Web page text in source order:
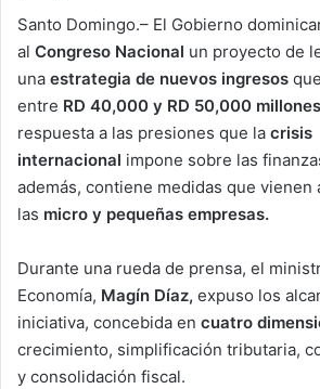
Santo Domingo.– El Gobierno
al Congreso Nacional un proyecto de
una estrategia de nuevos ingresos
entre RD 40,000 y RD 50,000
respuesta a las presiones que la crisis
internacional impone sobre las
además, contiene medidas que vienen
las micro y pequeñas empresas.
Durante una rueda de prensa, el
Economía, Magín Díaz, expuso los
iniciativa, concebida en cuatro
crecimiento, simplificación tributaria,
y consolidación fiscal.